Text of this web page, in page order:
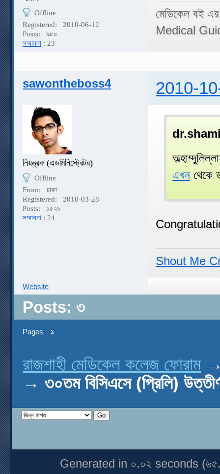
Offline
Registered:
2010-06-12
Posts:
৯৮০
সম্মাননা : 23
মেডিকেল বই
Medical
sawontheboss4 2010-
নিয়ন্ত্রক (এডমিনিস্ট্রেটর)
Offline
From:
ঢাকা
Registered:
2010-03-28
Posts:
১৫২৯
সম্মাননা : 24
এখনথেকে
Shout Me
Website
Posts: ৩
Pages ১
রাজশাহী মেডিকেল কলেজ ফোরাম
→৩০তম বিসিএসে (প্রিলি)
Generated in ০.০২ seconds